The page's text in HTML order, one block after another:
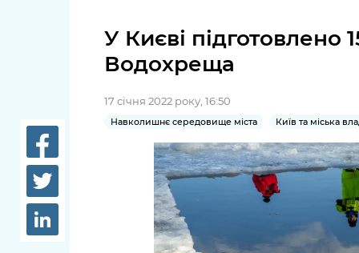
Київська міська рада
Керівництво КМДА
Структура
Рішення та розпорядження
Проєкти розпоряджень, що
перебувають на погодженні
послуги
Паспорт,
довідки
Лікарні
Освіта
заклади
У Києві підготовлено
Водохреща
17 січня 2022 року, 16:50
Навколишнє середовище міста Київ та міська